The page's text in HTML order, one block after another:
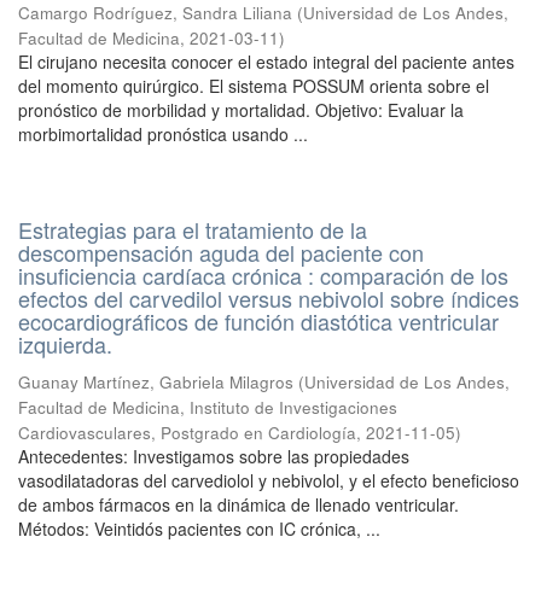
Camargo Rodríguez, Sandra Liliana (Universidad de Los Andes,
Facultad de Medicina, 2021-03-11)
El cirujano necesita conocer el estado integral del paciente antes
del momento quirúrgico. El sistema POSSUM orienta sobre el
pronóstico de morbilidad y mortalidad. Objetivo: Evaluar la
morbimortalidad pronóstica usando ...
Estrategias para el tratamiento de la
descompensación aguda del paciente con
insuficiencia cardíaca crónica : comparación de los
efectos del carvedilol versus nebivolol sobre índices
ecocardiográficos de función diastótica ventricular
izquierda.
Guanay Martínez, Gabriela Milagros (Universidad de Los Andes,
Facultad de Medicina, Instituto de Investigaciones
Cardiovasculares, Postgrado en Cardiología, 2021-11-05)
Antecedentes: Investigamos sobre las propiedades
vasodilatadoras del carvediolol y nebivolol, y el efecto beneficioso
de ambos fármacos en la dinámica de llenado ventricular.
Métodos: Veintidós pacientes con IC crónica, ...